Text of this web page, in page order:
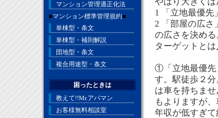
1 「立地最優先
2 「部屋の広さ
の広さを決める
ターゲットと
①「立地最優先
す。駅徒歩２
は車を持ちま
もよりますが
年収が低すぎ
マンション管理適正化法
■マンション標準管理規約■
単棟型・条文
単棟型・補則解説
団地型・条文
複合用途型・条文
困ったときは
教えて!!Mr.アパマン
お客様無料相談室